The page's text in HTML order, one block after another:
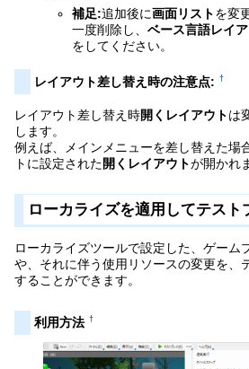
補足:追加後に画面リストを変
一度削除し、ベース言語レイ
をしてください。
レイアウト差し替え時の注意点: †
レイアウト差し替え時開くレイアウトは
します。
例えば、メインメニューを差し替えた場
トに設定された開くレイアウトが開かれ
ローカライズを適用してテスト
ローカライズツールで設定した、ゲーム
や、それに伴う使用リソースの変更を、
することができます。
利用方法 †